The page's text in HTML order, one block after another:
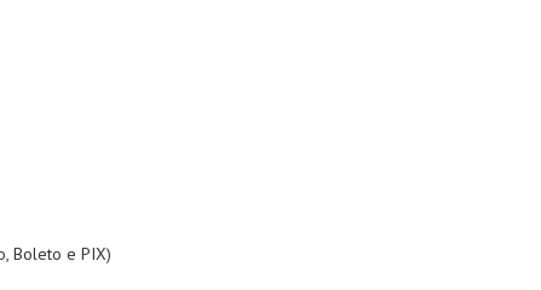
Boleto e PIX)